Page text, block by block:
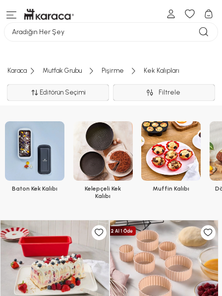
Aradığın Her Şey
Karaca Mutfak Grubu Pişirme Kek Kalıpları
Editörün Seçimi Filtrele
Baton Kek Kalıbı
Kelepçeli Kek
Kalıbı
Muffin Kalıbı